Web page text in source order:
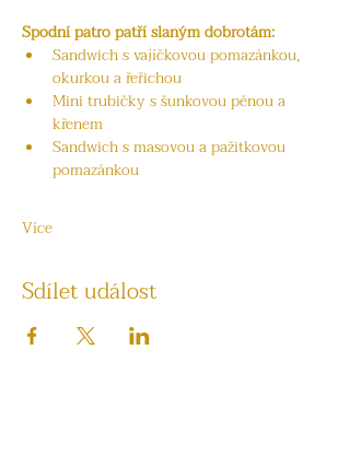
Spodní patro patří slaným dobrotám:
Sandwich s vajíčkovou pomazánkou,
okurkou a řeřichou
Mini trubičky s šunkovou pěnou a
křenem
Sandwich s masovou a pažitkovou
pomazánkou
Více
Sdílet událost